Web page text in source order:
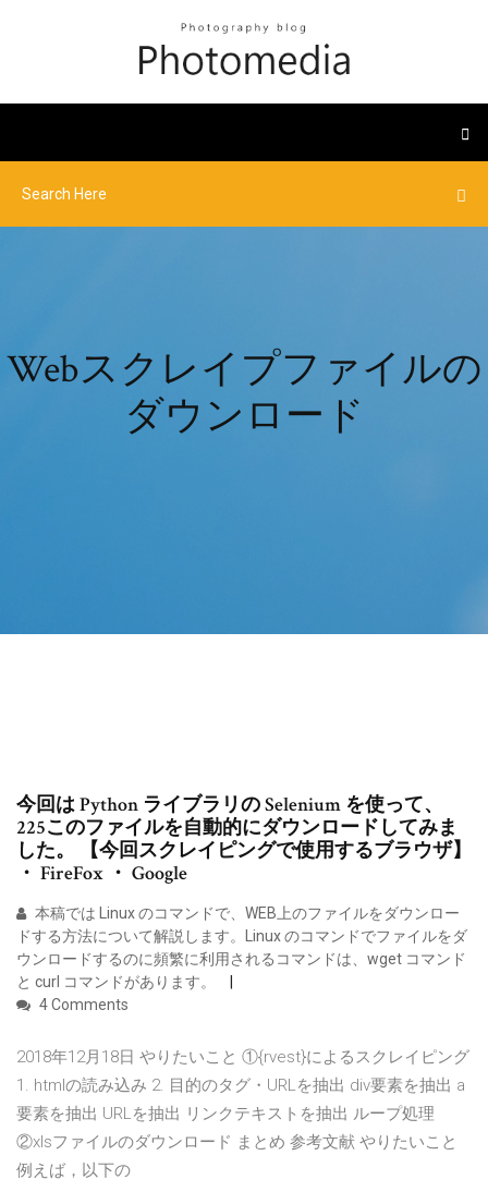
Webスクレイプファイルの
ダウンロード
今回は Python ライブラリの Selenium を使って、
225このファイルを自動的にダウンロードしてみま
した。 【今回スクレイピングで使用するブラウザ】
・ FireFox ・ Google
本稿では Linux のコマンドで、WEB上のファイルをダウンロー
ドする方法について解説します。Linux のコマンドでファイルをダ
ウンロードするのに頻繁に利用されるコマンドは、wget コマンド
と curl コマンドがあります。
4 Comments
2018年12月18日 やりたいこと ①{rvest}によるスクレイピング
1. htmlの読み込み 2. 目的のタグ・URLを抽出 div要素を抽出 a
要素を抽出 URLを抽出 リンクテキストを抽出 ループ処理
②xlsファイルのダウンロード まとめ 参考文献 やりたいこと
例えば，以下の